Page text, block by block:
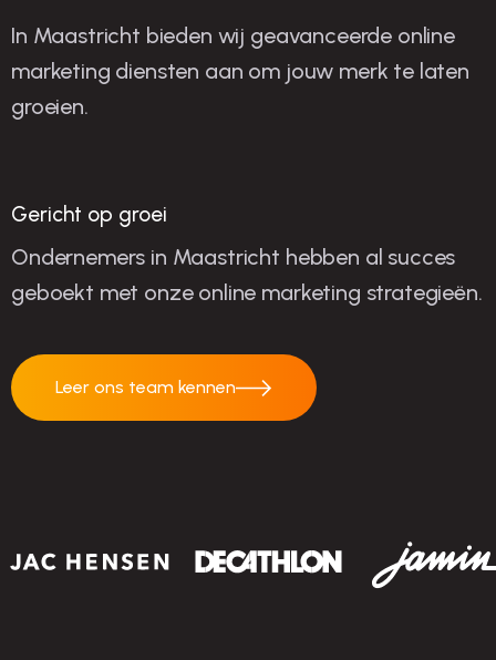
O
nze strategieën voor
succes
In Maastricht bieden wij geavanceerde online
marketing diensten aan om jouw merk te laten
groeien.
Gericht op groei
Ondernemers in Maastricht hebben al succes
geboekt met onze online marketing strategieën.
Leer ons team kennen